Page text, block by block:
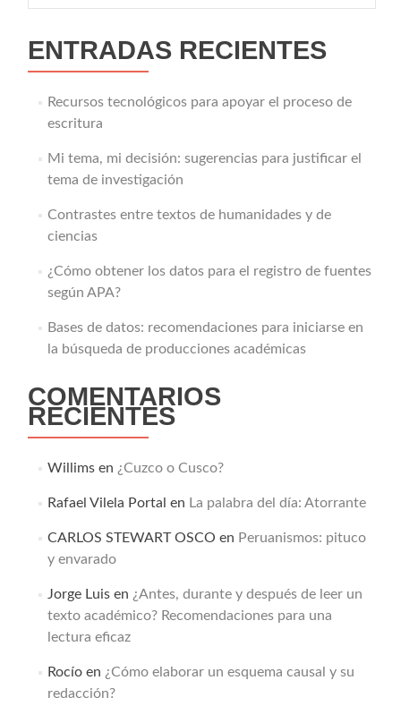
ENTRADAS RECIENTES
Recursos tecnológicos para apoyar el proceso de
escritura
Mi tema, mi decisión: sugerencias para justificar el
tema de investigación
Contrastes entre textos de humanidades y de
ciencias
¿Cómo obtener los datos para el registro de fuentes
según APA?
Bases de datos: recomendaciones para iniciarse en
la búsqueda de producciones académicas
COMENTARIOS
RECIENTES
Willimsen ¿Cuzco o Cusco?
Rafael Vilela Portal en La palabra del día: Atorrante
CARLOS STEWART OSCO en Peruanismos: pituco
y envarado
Jorge Luisen ¿Antes, durante y después de leer un
texto académico? Recomendaciones para una
lectura eficaz
Rocíoen ¿Cómo elaborar un esquema causal y su
redacción?